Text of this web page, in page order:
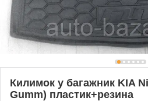
Килимок у багажник KIA
Gumm) пластик+резина